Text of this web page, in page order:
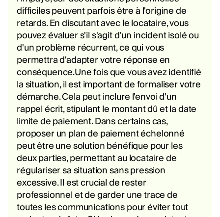
difficiles peuvent parfois être à l'origine de
retards. En discutant avec le locataire, vous
pouvez évaluer s'il s'agit d'un incident isolé ou
d'un problème récurrent, ce qui vous
permettra d'adapter votre réponse en
conséquence.Une fois que vous avez identifié
la situation, il est important de formaliser votre
démarche. Cela peut inclure l'envoi d'un
rappel écrit, stipulant le montant dû et la date
limite de paiement. Dans certains cas,
proposer un plan de paiement échelonné
peut être une solution bénéfique pour les
deux parties, permettant au locataire de
régulariser sa situation sans pression
excessive. Il est crucial de rester
professionnel et de garder une trace de
toutes les communications pour éviter tout